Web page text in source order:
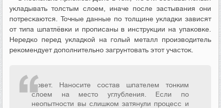
укладывать толстым слоем, иначе после застывания они
потрескаются. Точные данные по толщине укладки зависят
от типа шпатлёвки и прописаны в инструкции на упаковке.
Нередко перед укладкой на голый металл производитель
рекомендует дополнительно загрунтовать этот участок.
Совет. Наносите состав шпателем тонким
слоем на место углубления. Если по
неопытности вы слишком затянули процесс и